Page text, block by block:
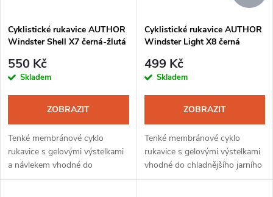
Cyklistické rukavice AUTHOR
Windster Shell X7 černá-žlutá
550 Kč
Skladem
ZOBRAZIT
Tenké membránové cyklo
rukavice s gelovými výstelkami
a návlekem vhodné do
chladnějšího jarního a
Cyklistické rukavice AUTHOR
Windster Light X8 černá
499 Kč
Skladem
ZOBRAZIT
Tenké membránové cyklo
rukavice s gelovými výstelkami
vhodné do chladnějšího jarního
a podzimního počasí.